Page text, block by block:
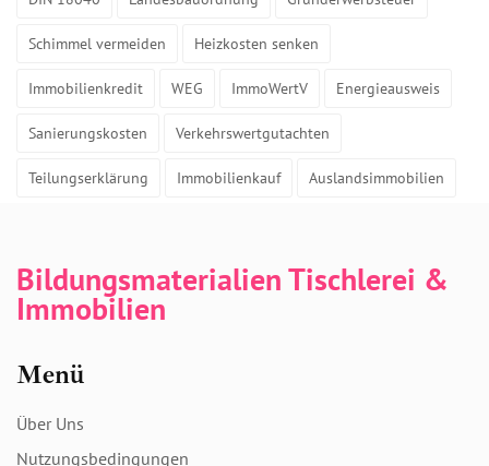
Schimmel vermeiden Heizkosten senken
Immobilienkredit WEG ImmoWertV Energieausweis
Sanierungskosten Verkehrswertgutachten
Teilungserklärung Immobilienkauf Auslandsimmobilien
Bildungsmaterialien Tischlerei &
Immobilien
Menü
Über Uns
Nutzungsbedingungen